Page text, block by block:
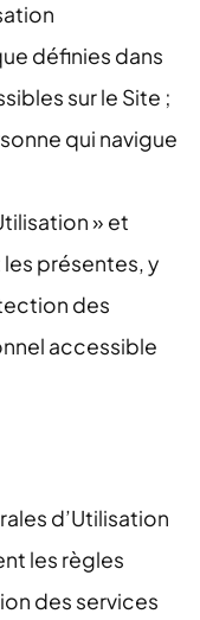
définies dans
sur le Site ;
qui navigue
» et
présentes, y
des
accessible
d’Utilisation
les règles
des services